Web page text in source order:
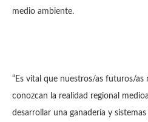
medio ambiente.
“Es vital que nuestros/as futuros/as
conozcan la realidad regional
desarrollar una ganadería y